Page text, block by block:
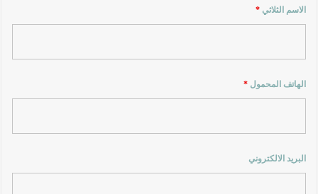
الاسم الثلاثي*
الهاتف المحمول*
البريد الالكتروني